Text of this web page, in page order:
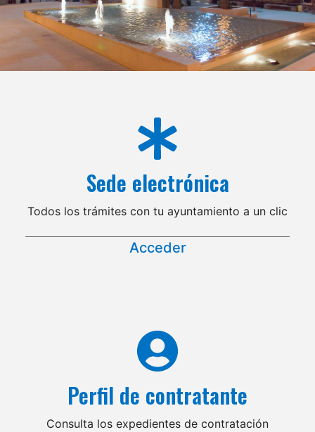
Sede electrónica
Todos los trámites con tu ayuntamiento a un clic
Acceder
Perfil de contratante
Consulta los expedientes de contratación